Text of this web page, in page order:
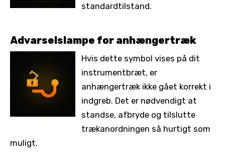
standardtilstand.
Advarselslampe for anhængertræk
Hvis dette symbol vises på dit
instrumentbræt, er
anhængertræk ikke gået korrekt i
indgreb. Det er nødvendigt at
standse, afbryde og tilslutte
trækanordningen så hurtigt som
muligt.